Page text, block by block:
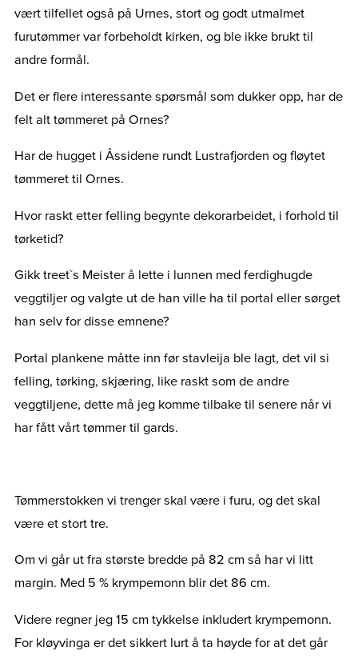
vært tilfellet også på Urnes, stort og godt utmalmet
furutømmer var forbeholdt kirken, og ble ikke brukt til
andre formål.
Det er flere interessante spørsmål som dukker opp, har de
felt alt tømmeret på Ornes?
Har de hugget i Åssidene rundt Lustrafjorden og fløytet
tømmeret til Ornes.
Hvor raskt etter felling begynte dekorarbeidet, i forhold til
tørketid?
Gikk treet`s Meister å lette i lunnen med ferdighugde
veggtiljer og valgte ut de han ville ha til portal eller sørget
han selv for disse emnene?
Portal plankene måtte inn før stavleija ble lagt, det vil si
felling, tørking, skjæring, like raskt som de andre
veggtiljene, dette må jeg komme tilbake til senere når vi
har fått vårt tømmer til gards.
Tømmerstokken vi trenger skal være i furu, og det skal
være et stort tre.
Om vi går ut fra største bredde på 82 cm så har vi litt
margin. Med 5 % krympemonn blir det 86 cm.
Videre regner jeg 15 cm tykkelse inkludert krympemonn.
For kløyvinga er det sikkert lurt å ta høyde for at det går